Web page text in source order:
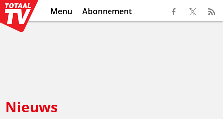
Menu Abonnement
Nieuws